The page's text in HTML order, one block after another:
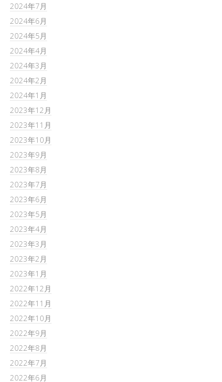
2024年7月
2024年6月
2024年5月
2024年4月
2024年3月
2024年2月
2024年1月
2023年12月
2023年11月
2023年10月
2023年9月
2023年8月
2023年7月
2023年6月
2023年5月
2023年4月
2023年3月
2023年2月
2023年1月
2022年12月
2022年11月
2022年10月
2022年9月
2022年8月
2022年7月
2022年6月